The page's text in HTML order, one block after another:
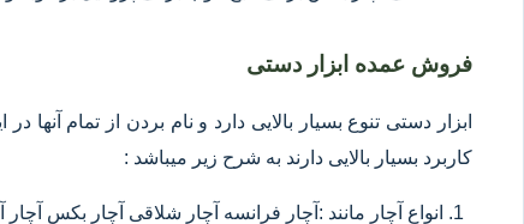
فروش عمده ابزار دستی
ابزار دستی تنوع بسیار بالایی دارد و نام بردن از تمام
کاربرد بسیار بالایی دارند به شرح زیر میباشد :
انواع آچار مانند :آچار فرانسه آچار شلاقی آچار بکس آچار